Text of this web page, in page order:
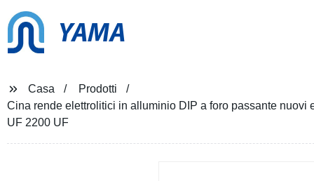
YAMA
Casa
Prodotti
Cina rende elettrolitici in alluminio DIP a foro passante
UF 2200 UF